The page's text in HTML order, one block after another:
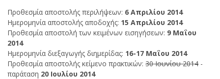
Προθεσμία αποστολής περιλήψεων: 6 Απριλίου 2014
Ημερομηνία αποστολής αποδοχής: 15 Απριλίου 2014
Προθεσμία αποστολή των κειμένων εισηγήσεων: 9 Μαΐου
2014
Ημερομηνία διεξαγωγής διημερίδας: 16-17 Μαΐου 2014
Προθεσμία αποστολής κείμενο πρακτικών: 30 Ιουνίου 2014 -
παράταση 20 Ιουλίου 2014